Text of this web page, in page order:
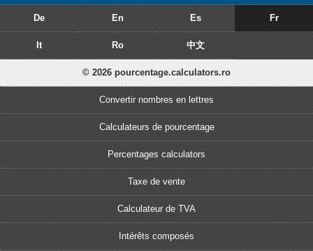
De En Es Fr
It Ro 中文
© 2026 pourcentage.calculators.ro
Convertir nombres en lettres
Calculateurs de pourcentage
Percentages calculators
Taxe de vente
Calculateur de TVA
Intérêts composés